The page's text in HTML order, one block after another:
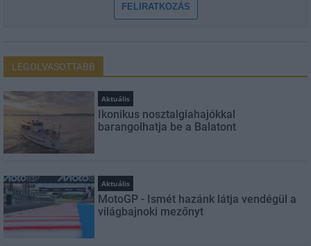
FELIRATKOZÁS
LEGOLVASOTTABB
Aktuális
Ikonikus nosztalgiahajókkal
barangolhatja be a Balatont
Aktuális
MotoGP - Ismét hazánk látja vendégül a
világbajnoki mezőnyt